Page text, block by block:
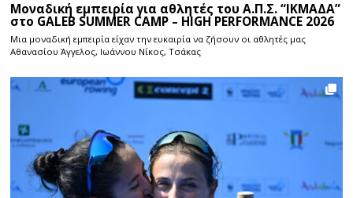
Μοναδική εμπειρία για αθλητές του Α.Π.Σ. “ΙΚΜΑΔΑ”
στο GALEB SUMMER CAMP – HIGH PERFORMANCE 2026
Μια μοναδική εμπειρία είχαν την ευκαιρία να ζήσουν οι αθλητές μας
Αθανασίου Άγγελος, Ιωάννου Νίκος, Τσάκας